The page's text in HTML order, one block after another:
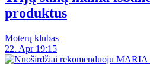
produktus
Moterų klubas
22. Apr 19:15